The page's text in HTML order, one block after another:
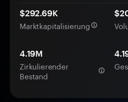
$292.69K
Marktkapitalisierung
4.19M
Zirkulierender
Bestand